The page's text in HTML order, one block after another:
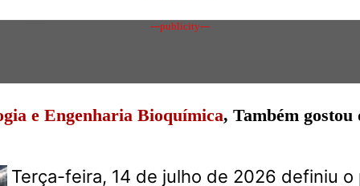
---publicity---
e Engenharia Bioquímica, Também
Terça-feira, 14 de julho de 2026 definiu